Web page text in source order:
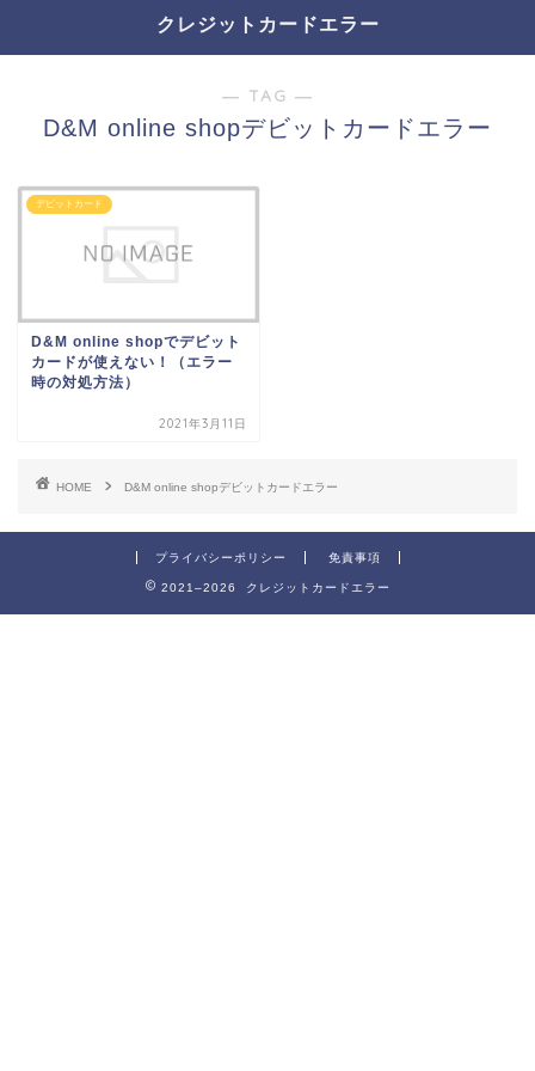
クレジットカードエラー
― TAG ―
D&M online shopデビットカードエラー
デビットカード
D&M online shopでデビット
カードが使えない！（エラー
時の対処方法）
2021年3月11日
HOME D&M online shopデビットカードエラー
プライバシーポリシー 免責事項
2021–2026 クレジットカードエラー